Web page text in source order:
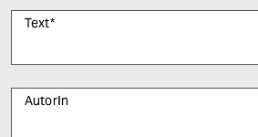
Text*
AutorIn